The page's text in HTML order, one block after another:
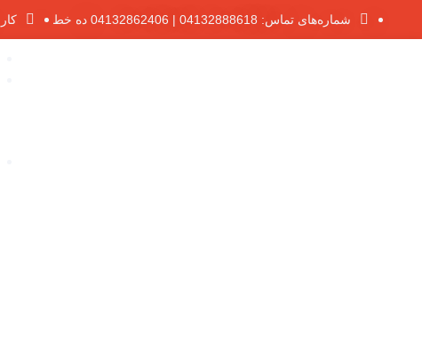
شماره‌های تماس: 04132888618 | 04132862406 ده خط